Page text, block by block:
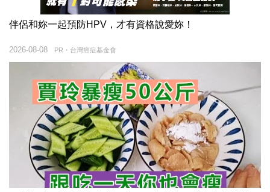
伴侶和妳一起預防HPV，才有資格說愛妳！
PR・台灣癌症基金會
2026-08-08